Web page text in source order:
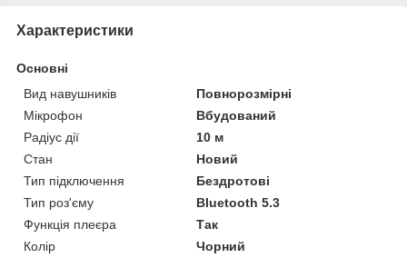
Характеристики
Основні
Вид навушників
Повнорозмірні
Мікрофон
Вбудований
Радіус дії
10 м
Стан
Новий
Тип підключення
Бездротові
Тип роз'єму
Bluetooth 5.3
Функція плеєра
Так
Колір
Чорний